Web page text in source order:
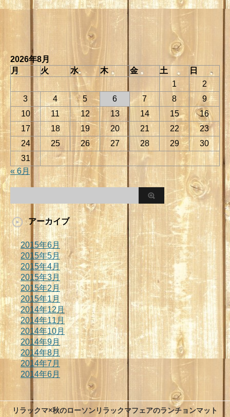
2026年8月
月
火 水 木 金 土
日
1
2
3
4 5 6 7 8
9
10
11 12 13 14 15
16
17
18 19 20 21 22
23
24
25 26 27 28 29
30
31
« 6月
アーカイブ
2015年6月
2015年5月
2015年4月
2015年3月
2015年2月
2015年1月
2014年12月
2014年11月
2014年10月
2014年9月
2014年8月
2014年7月
2014年6月
リラックマ×秋のローソンリラックマフェアのランチョンマット